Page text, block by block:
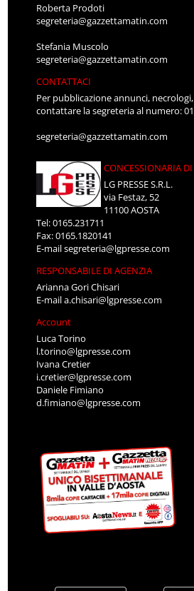
Roberta Prodoti
segreteria@gazzettamatin.com
Stefania Muscolo
segreteria@gazzettamatin.com
CONTATTACI
Per pubblicazione annunci,
contattare la segreteria al numero:
segreteria@gazzettamatin.com
CONCESSIONARIA
LG PRESSE S.R.L.
via Festaz, 52
11100 AOSTA
Tel: 0165.231711
Fax: 0165.1820141
E-mailsegreteria@lgpresse.com
RESPONSABILE DI AGENZIA
Arianna Gori Chisari
E-maila.chisari@lgpresse.com
Account
Luca Torino
l.torino@lgpresse.com
Ivana Cretier
i.cretier@lgpresse.com
Daniele Fimiano
d.fimiano@lgpresse.com